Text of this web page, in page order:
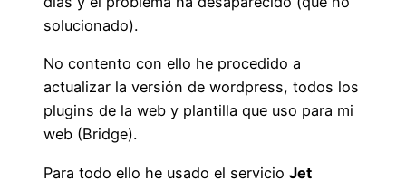
solucionado).
No contento con ello he procedido a
actualizar la versión de wordpress, todos los
plugins de la web y plantilla que uso para mi
web (Bridge).
Para todo ello he usado el servicio Jet